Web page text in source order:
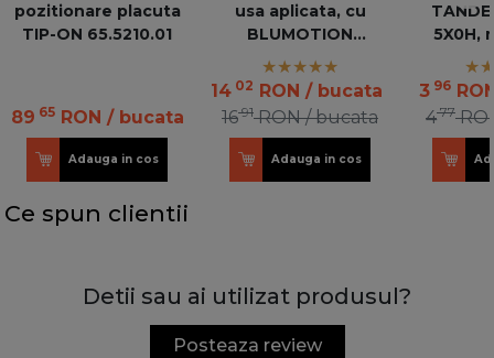
pozitionare placuta
TIP-ON 65.5210.01
89 65 RON / bucata
Adauga in cos
usa aplicata, cu
BLUMOTION
incorporat
14 02 RON / bucata
1691 RON / bucata
Adauga in cos
5X0H,
3 96
477
Ce spun clientii
Detii sau ai utilizat produsul?
Posteaza review